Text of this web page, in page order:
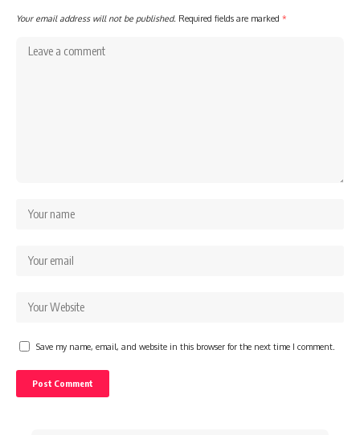
Your email address will not be published. Required fields are marked *
Save my name, email, and website in this browser for the next time I comment.